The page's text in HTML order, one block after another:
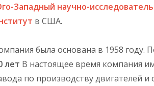
Западный научно-
в США.
была основана в 1958 году.
лет В настоящее время компания
по производству двигателей и